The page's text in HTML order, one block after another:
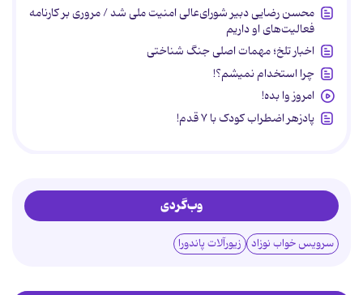
محسن رضایی دبیر شورای‌عالی امنیت ملی شد / مروری بر کارنامه
فعالیت‌های او داریم
اخبار تلخ؛ مهمات اصلی جنگ شناختی
چرا استخدام نمیشم؟!
امروز وا بده!
پادزهر اضطراب کودک با ۷ قدم!
وب‌گردی
سرویس خواب نوزاد زیورآلات پاندورا